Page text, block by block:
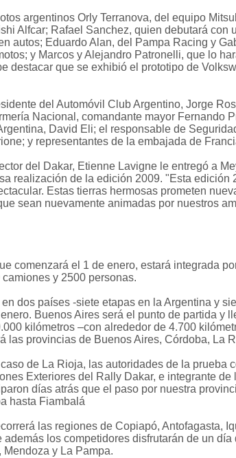
argentinos Orly Terranova, del equipo
Alfcar; Rafael Sanchez, quien debutará con
autos; Eduardo Alan, del Pampa Racing y
y Marcos y Alejandro Patronelli, que lo
destacar que se exhibió el prototipo de
del Automóvil Club Argentino, Jorge
Nacional, comandante mayor Fernando
David Eli; el responsable de
y representantes de la embajada de
del Dakar, Etienne Lavigne le entregó a
realización de la edición 2009. "Esta edición
Estas tierras hermosas prometen
sean nuevamente animadas por nuestros
comenzará el 1 de enero, estará integrada
y 2500 personas.
en dos países -siete etapas en la Argentina y
Buenos Aires será el punto de partida y
kilómetros –con alrededor de 4.700
las provincias de Buenos Aires, Córdoba, La
de La Rioja, las autoridades de la prueba
Exteriores del Rally Dakar, e integrante de
días atrás que el paso por nuestra
hasta Fiambalá
las regiones de Copiapó, Antofagasta,
los competidores disfrutarán de un día
y La Pampa.